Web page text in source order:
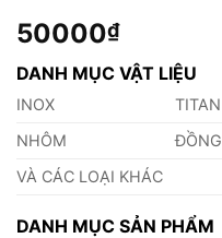
50000₫
DANH MỤC VẬT LIỆU
INOX TITAN
NHÔM
ĐỒNG
VÀ CÁC LOẠI KHÁC
DANH MỤC SẢN PHẨM